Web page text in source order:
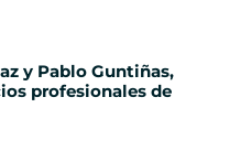
y Pablo Guntiñas,
profesionales de